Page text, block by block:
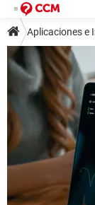
Aplicaciones e